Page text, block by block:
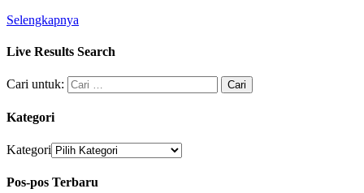
Selengkapnya
Live Results Search
Cari untuk:
Kategori
Kategori
Pos-pos Terbaru